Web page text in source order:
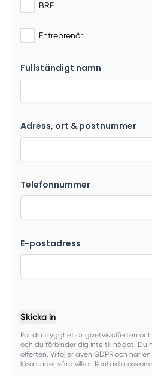
BRF
Entreprenör
Fullständigt namn
Adress, ort & postnummer
Telefonnummer
E-postadress
Skicka in
För din trygghet är givetvis offerten
och du förbinder dig inte till något.
offerten. Vi följer även GDPR och har
läsa under våra villkor. Kontakta oss om